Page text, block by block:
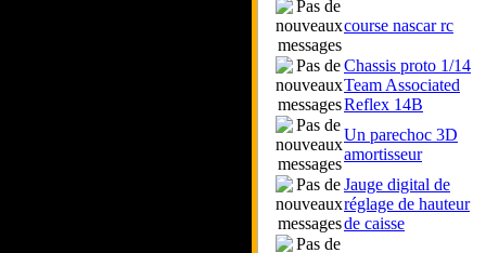
course nascar rc
Chassis proto 1/14
Team Associated
Reflex 14B
Un parechoc 3D
amortisseur
Jauge digital de
réglage de hauteur
de caisse